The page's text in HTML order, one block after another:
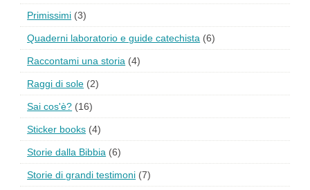
Primissimi (3)
Quaderni laboratorio e guide catechista (6)
Raccontami una storia (4)
Raggi di sole (2)
Sai cos'è? (16)
Sticker books (4)
Storie dalla Bibbia (6)
Storie di grandi testimoni (7)